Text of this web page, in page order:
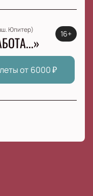
Юпитер) 16+
от 6000₽